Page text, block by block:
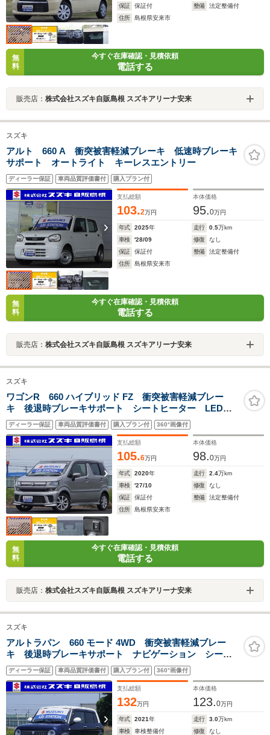
保証
保証付 整備
法定整備付
住所
島根県安来市
無
料
今すぐ在庫確認・見積依頼
電話する
販売店： 株式会社スズキ自販島根 スズキアリーナ安来
スズキ
アルト 660 A 衝突被害軽減ブレーキ 低速時ブレーキ
サポート オートライト キーレスエントリー
ディーラー保証 車両品質評価書付 購入プラン付
支払総額
103.2万円
本体価格
95.0万円
年式 2025年 走行 0.5万km
車検
'28/09 修復
なし
保証
保証付 整備
法定整備付
住所
島根県安来市
無
料
今すぐ在庫確認・見積依頼
電話する
販売店： 株式会社スズキ自販島根 スズキアリーナ安来
スズキ
ワゴンR 660 ハイブリッド FZ 衝突被害軽減ブレー
キ 後退時ブレーキサポート シートヒーター LEDヘ
ッドライト
ディーラー保証 車両品質評価書付 購入プラン付 360°画像付
支払総額
105.6万円
本体価格
98.0万円
年式 2020年 走行 2.4万km
車検
'27/10 修復
なし
保証
保証付 整備
法定整備付
住所
島根県安来市
無
料
今すぐ在庫確認・見積依頼
電話する
販売店： 株式会社スズキ自販島根 スズキアリーナ安来
スズキ
アルトラパン 660 モード 4WD 衝突被害軽減ブレー
キ 後退時ブレーキサポート ナビゲーション シート
ヒーター
ディーラー保証 車両品質評価書付 購入プラン付 360°画像付
支払総額
132万円
本体価格
123.0万円
年式 2021年 走行 3.0万km
車検
車検整備付 修復
なし